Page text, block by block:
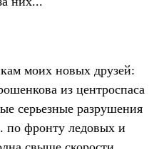
моих новых друзей:
из центроспаса
серьезные разрушения
по фронту ледовых и